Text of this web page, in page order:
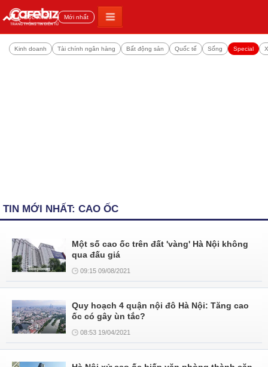
Đọc nhiều Mới nhất
Kinh doanh Tài chính ngân hàng Bất động sản Quốc tế Sống Special
TIN MỚI NHẤT: CAO ỐC
Một số cao ốc trên đất 'vàng' Hà Nội không
qua đấu giá
09:15 09/08/2021
Quy hoạch 4 quận nội đô Hà Nội: Tăng cao
ốc có gây ùn tắc?
08:53 19/04/2021